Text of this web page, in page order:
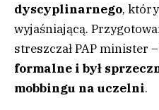
dyscyplinarnego,
wyjaśniającą.
streszczał PAP minister –
formalne i był
mobbingu na uczelni.